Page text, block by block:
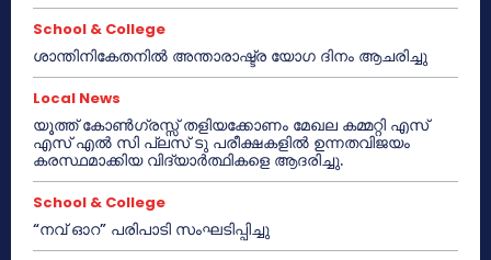
School & College
ശാന്തിനികേതനിൽ അന്താരാഷ്ട്ര യോഗ ദിനം ആചരിച്ചു
Local News
യൂത്ത് കോൺഗ്രസ്സ് തളിയക്കോണം മേഖല കമ്മറ്റി എസ്
എസ് എൽ സി പ്ലസ് ടു പരീക്ഷകളിൽ ഉന്നതവിജയം
കരസ്ഥമാക്കിയ വിദ്യാർത്ഥികളെ ആദരിച്ചു.
School & College
“നവ് ഓറ” പരിപാടി സംഘടിപ്പിച്ചു